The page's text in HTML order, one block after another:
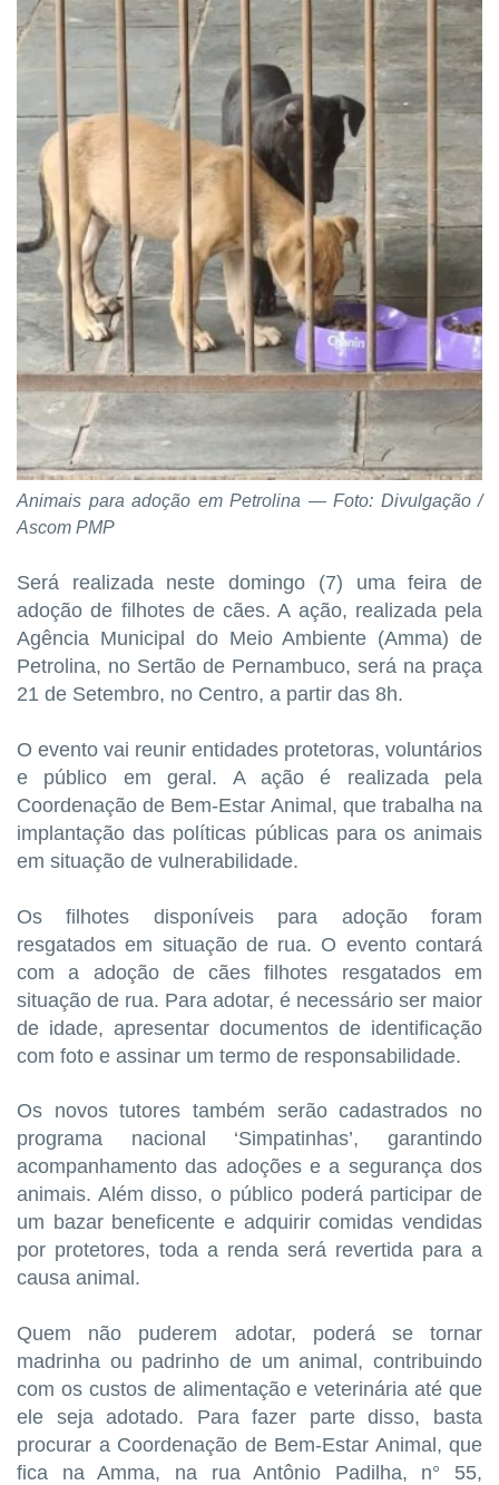
Animais para adoção em Petrolina — Foto: Divulgação /
Ascom PMP
Será realizada neste domingo (7) uma feira de
adoção de filhotes de cães. A ação, realizada pela
Agência Municipal do Meio Ambiente (Amma) de
Petrolina, no Sertão de Pernambuco, será na praça
21 de Setembro, no Centro, a partir das 8h.
O evento vai reunir entidades protetoras, voluntários
e público em geral. A ação é realizada pela
Coordenação de Bem-Estar Animal, que trabalha na
implantação das políticas públicas para os animais
em situação de vulnerabilidade.
Os filhotes disponíveis para adoção foram
resgatados em situação de rua. O evento contará
com a adoção de cães filhotes resgatados em
situação de rua. Para adotar, é necessário ser maior
de idade, apresentar documentos de identificação
com foto e assinar um termo de responsabilidade.
Os novos tutores também serão cadastrados no
programa nacional ‘Simpatinhas’, garantindo
acompanhamento das adoções e a segurança dos
animais. Além disso, o público poderá participar de
um bazar beneficente e adquirir comidas vendidas
por protetores, toda a renda será revertida para a
causa animal.
Quem não puderem adotar, poderá se tornar
madrinha ou padrinho de um animal, contribuindo
com os custos de alimentação e veterinária até que
ele seja adotado. Para fazer parte disso, basta
procurar a Coordenação de Bem-Estar Animal, que
fica na Amma, na rua Antônio Padilha, n° 55,